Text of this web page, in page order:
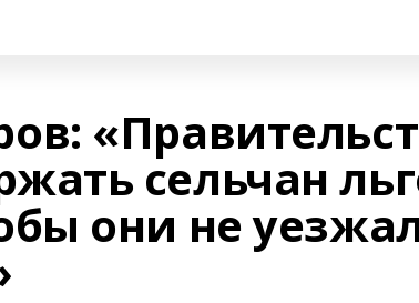
сельчан
они не